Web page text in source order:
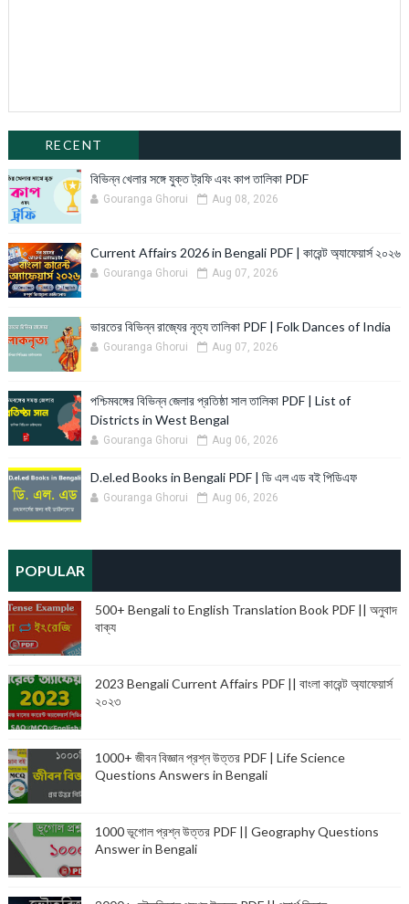
RECENT
বিভিন্ন খেলার সঙ্গে যুক্ত ট্রফি এবং কাপ তালিকা PDF
Gouranga Ghorui Aug 08, 2026
Current Affairs 2026 in Bengali PDF | কারেন্ট অ্যাফেয়ার্স ২০২৬
Gouranga Ghorui Aug 07, 2026
ভারতের বিভিন্ন রাজ্যের নৃত্য তালিকা PDF | Folk Dances of India
Gouranga Ghorui Aug 07, 2026
পশ্চিমবঙ্গের বিভিন্ন জেলার প্রতিষ্ঠা সাল তালিকা PDF | List of
Districts in West Bengal
Gouranga Ghorui Aug 06, 2026
D.el.ed Books in Bengali PDF | ডি এল এড বই পিডিএফ
Gouranga Ghorui Aug 06, 2026
POPULAR
500+ Bengali to English Translation Book PDF || অনুবাদ
বাক্য
2023 Bengali Current Affairs PDF || বাংলা কারেন্ট অ্যাফেয়ার্স
২০২৩
1000+ জীবন বিজ্ঞান প্রশ্ন উত্তর PDF | Life Science
Questions Answers in Bengali
1000 ভূগোল প্রশ্ন উত্তর PDF || Geography Questions
Answer in Bengali